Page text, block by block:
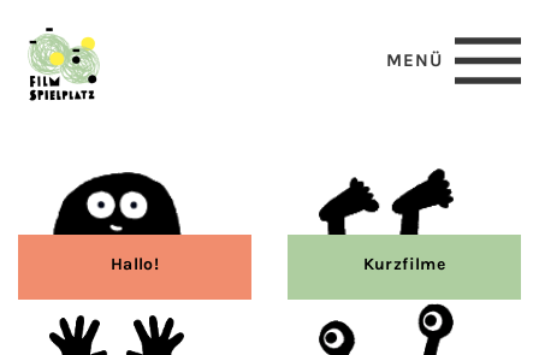
MENÜ
Hallo! Kurzfilme